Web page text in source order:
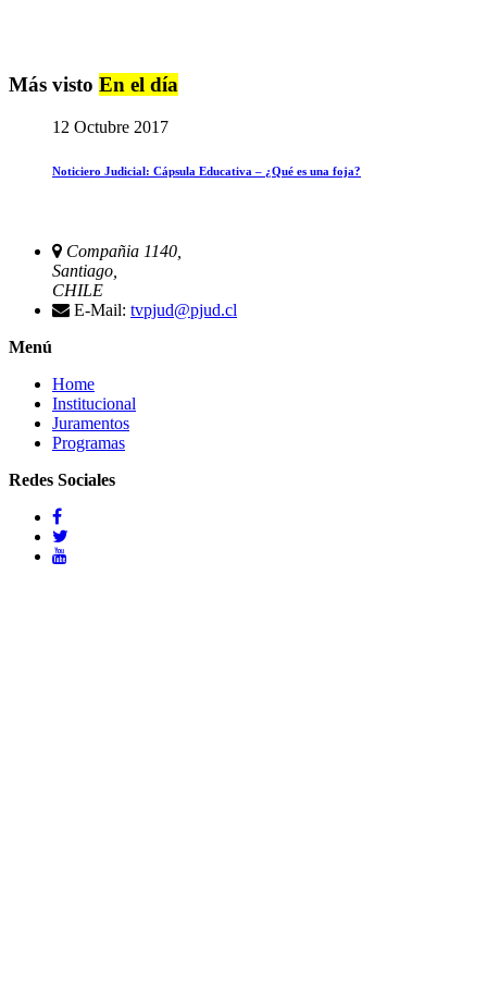
Más visto En el día
12 Octubre 2017
Noticiero Judicial: Cápsula Educativa – ¿Qué es una foja?
Compañia 1140,
Santiago,
CHILE
E-Mail: tvpjud@pjud.cl
Menú
Home
Institucional
Juramentos
Programas
Redes Sociales